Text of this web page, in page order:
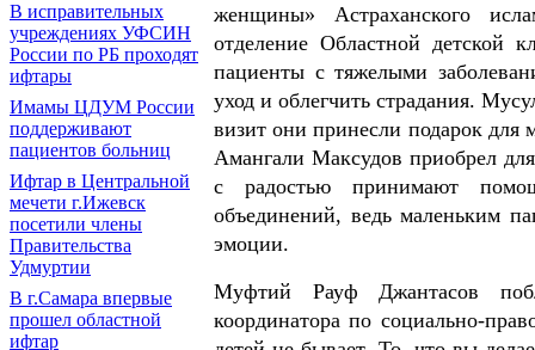
В исправительных
учреждениях УФСИН
России по РБ проходят
ифтары
Имамы ЦДУМ России
поддерживают
пациентов больниц
Ифтар в Центральной
мечети г.Ижевск
посетили члены
Правительства
Удмуртии
В г.Самара впервые
прошел областной
ифтар
женщины» Астраханского
отделение Областной детской
пациенты с тяжелыми
уход и облегчить страдания.
визит они принесли подарок
Амангали Максудов приобрел
с радостью принимают
объединений, ведь маленьким
эмоции.
Муфтий Рауф Джантасов
координатора по социально-